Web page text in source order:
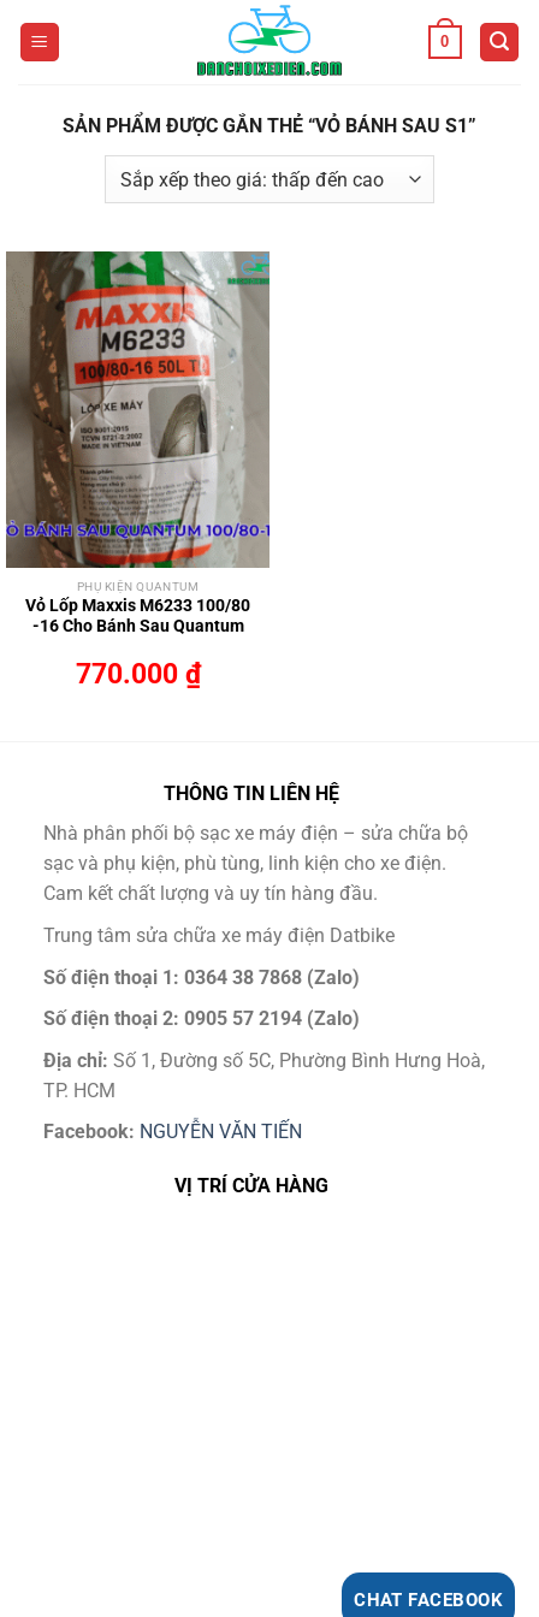
0
SẢN PHẨM ĐƯỢC GẮN THẺ “VỎ BÁNH SAU S1”
PHỤ KIỆN QUANTUM
Vỏ Lốp Maxxis M6233 100/80
-16 Cho Bánh Sau Quantum
770.000 ₫
THÔNG TIN LIÊN HỆ
Nhà phân phối bộ sạc xe máy điện – sửa chữa bộ
sạc và phụ kiện, phù tùng, linh kiện cho xe điện.
Cam kết chất lượng và uy tín hàng đầu.
Trung tâm sửa chữa xe máy điện Datbike
Số điện thoại 1: 0364 38 7868 (Zalo)
Số điện thoại 2: 0905 57 2194 (Zalo)
Địa chỉ: Số 1, Đường số 5C, Phường Bình Hưng Hoà,
TP. HCM
Facebook: NGUYỄN VĂN TIẾN
VỊ TRÍ CỬA HÀNG
CHAT FACEBOOK